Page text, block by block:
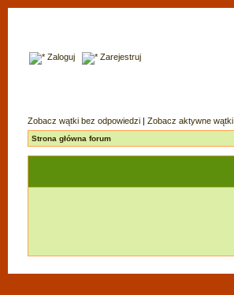
Zaloguj Zarejestruj
Zobacz wątki bez odpowiedzi | Zobacz aktywne wątki
Strona główna forum